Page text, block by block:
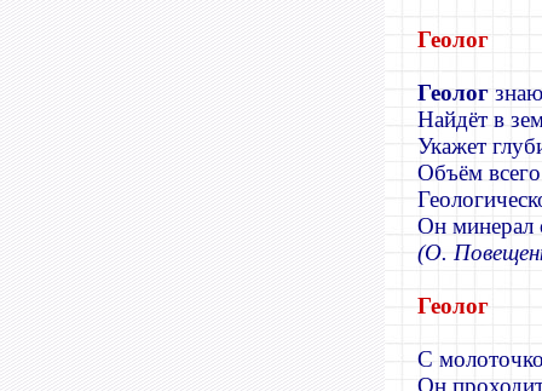
Геолог
Геолог
Найдёт в
Укажет
Объём
Он минерал
(О.
Геолог
С
Он